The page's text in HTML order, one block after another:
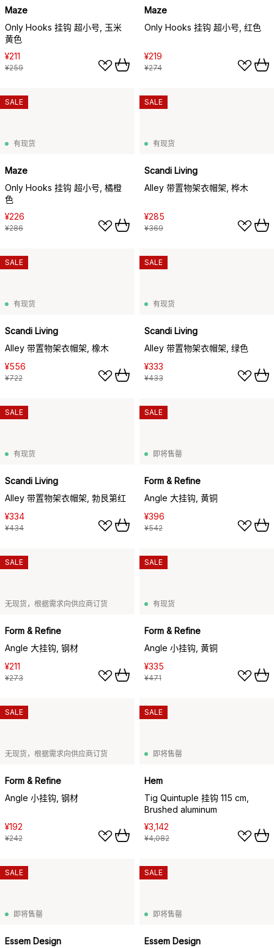
Maze
Only Hooks 挂钩 超小号, 玉米
黄色
¥211
¥259
Maze
Only Hooks 挂钩 超小号, 红色
¥219
¥274
有现货
Maze
Only Hooks 挂钩 超小号, 橘橙
色
¥226
¥286
SALE
有现货
Scandi Living
Alley 带置物架衣帽架, 桦木
¥285
¥369
SALE
有现货
Scandi Living
Alley 带置物架衣帽架, 橡木
¥556
¥722
SALE
有现货
Scandi Living
Alley 带置物架衣帽架, 绿色
¥333
¥433
SALE
有现货
Scandi Living
Alley 带置物架衣帽架, 勃艮第红
¥334
¥434
SALE
即将售罄
Form & Refine
Angle 大挂钩, 黄铜
¥396
¥542
SALE
无现货，根据需求向供应商订货
Form & Refine
Angle 大挂钩, 钢材
¥211
¥273
SALE
有现货
Form & Refine
Angle 小挂钩, 黄铜
¥335
¥471
SALE
无现货，根据需求向供应商订货
Form & Refine
Angle 小挂钩, 钢材
¥192
¥242
SALE
即将售罄
Hem
Tig Quintuple 挂钩 115 cm,
Brushed aluminum
¥3,142
¥4,082
SALE
即将售罄
Essem Design
SALE
即将售罄
Essem Design
SALE